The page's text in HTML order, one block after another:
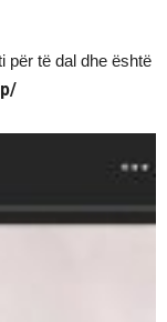
për të dal dhe është